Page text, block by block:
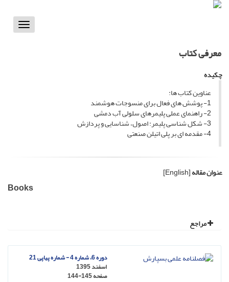
Toggle
معرفی کتاب
چکیده
عناوین کتاب ها:
1- پوشش های فعال برای منسوجات هوشمند
2- راهنمای عملی پلیمرهای سلولی آب دمشی
3- شکل شناسی پلیمر: اصول، شناسایی و پردازش
4- مقدمه ای بر پلی اتیلن صنعتی
عنوان مقاله[English]
Books
مراجع
دوره 6، شماره 4 - شماره پیاپی 21
اسفند 1395
صفحه144-145